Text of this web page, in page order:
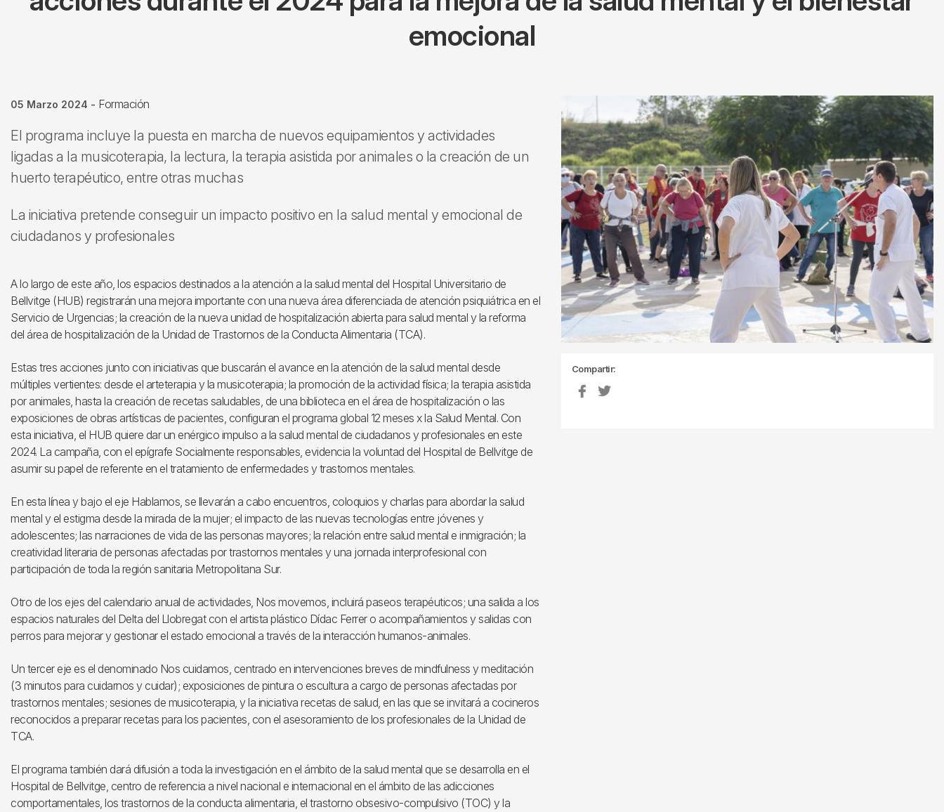
emocional
05 Marzo 2024 - Formación
El programa incluye la puesta en marcha de nuevos equipamientos y actividades
ligadas a la musicoterapia, la lectura, la terapia asistida por animales o la creación de un
huerto terapéutico, entre otras muchas
La iniciativa pretende conseguir un impacto positivo en la salud mental y emocional de
ciudadanos y profesionales
A lo largo de este año, los espacios destinados a la atención a la salud mental del Hospital Universitario de
Bellvitge (HUB) registrarán una mejora importante con una nueva área diferenciada de atención psiquiátrica en el
Servicio de Urgencias; la creación de la nueva unidad de hospitalización abierta para salud mental y la reforma
del área de hospitalización de la Unidad de Trastornos de la Conducta Alimentaria (TCA).
Estas tres acciones junto con iniciativas que buscarán el avance en la atención de la salud mental desde
múltiples vertientes: desde el arteterapia y la musicoterapia; la promoción de la actividad física; la terapia asistida
por animales, hasta la creación de recetas saludables, de una biblioteca en el área de hospitalización o las
exposiciones de obras artísticas de pacientes, configuran el programa global 12 meses x la Salud Mental. Con
esta iniciativa, el HUB quiere dar un enérgico impulso a la salud mental de ciudadanos y profesionales en este
2024. La campaña, con el epígrafe Socialmente responsables, evidencia la voluntad del Hospital de Bellvitge de
asumir su papel de referente en el tratamiento de enfermedades y trastornos mentales.
En esta línea y bajo el eje Hablamos, se llevarán a cabo encuentros, coloquios y charlas para abordar la salud
mental y el estigma desde la mirada de la mujer; el impacto de las nuevas tecnologías entre jóvenes y
adolescentes; las narraciones de vida de las personas mayores; la relación entre salud mental e inmigración; la
creatividad literaria de personas afectadas por trastornos mentales y una jornada interprofesional con
participación de toda la región sanitaria Metropolitana Sur.
Otro de los ejes del calendario anual de actividades, Nos movemos, incluirá paseos terapéuticos; una salida a los
espacios naturales del Delta del Llobregat con el artista plástico Dídac Ferrer o acompañamientos y salidas con
perros para mejorar y gestionar el estado emocional a través de la interacción humanos-animales.
Un tercer eje es el denominado Nos cuidamos, centrado en intervenciones breves de mindfulness y meditación
(3 minutos para cuidarnos y cuidar); exposiciones de pintura o escultura a cargo de personas afectadas por
trastornos mentales; sesiones de musicoterapia, y la iniciativa recetas de salud, en las que se invitará a cocineros
reconocidos a preparar recetas para los pacientes, con el asesoramiento de los profesionales de la Unidad de
TCA.
El programa también dará difusión a toda la investigación en el ámbito de la salud mental que se desarrolla en el
Hospital de Bellvitge, centro de referencia a nivel nacional e internacional en el ámbito de las adicciones
comportamentales, los trastornos de la conducta alimentaria, el trastorno obsesivo-compulsivo (TOC) y la
Compartir: